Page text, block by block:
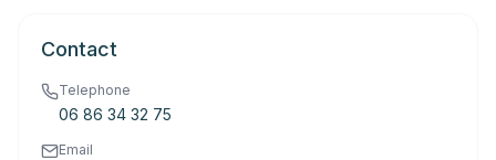
Contact
Telephone
06 86 34 32 75
Email